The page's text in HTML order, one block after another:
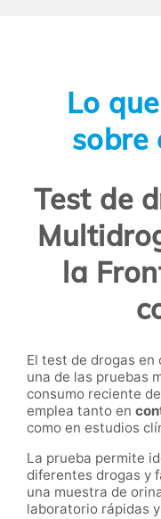
Lo
sobre
Test de
la
El test de drogas en
una de las pruebas
consumo reciente
emplea tanto en
como en estudios
La prueba permite
diferentes drogas y
una muestra de
laboratorio rápidas